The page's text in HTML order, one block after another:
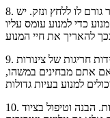
8. סיבוב לאחור של המנוע במהלך סיבוב יתר גורם לו ללחץ ונזק. יש
של המנוע כדי למנוע עומס עליו
9. בזמן העבודה, שימו לב לכל בעיה, כמו רעידות חריגות של צינורות
אם אתם מבחינים במשהו,
10. התעלמות מבעיות קטנות מובילה לבעיות גדולות. הבנה וטיפול בציוד